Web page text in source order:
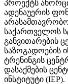
პროექტს
ადენაუერის
საქართველოს
განვითარების
საზოგადოების
ტრენინგის
დასაქმების
ინსტიტუტი (IEP).